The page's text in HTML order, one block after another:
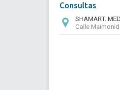
Consultas
SHAMART.
Calle